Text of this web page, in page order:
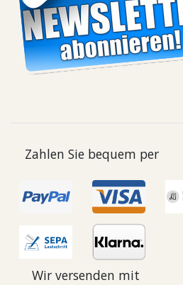
Zahlen Sie bequem per
Wir versenden mit